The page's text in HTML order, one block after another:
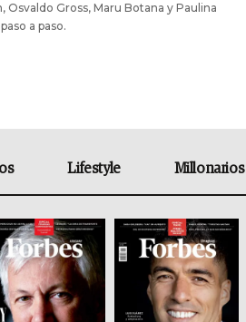
Gross, Maru Botana y Paulina
a paso.
Lifestyle Millonarios